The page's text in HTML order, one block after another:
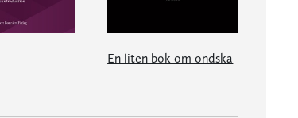
En liten bok om ondska